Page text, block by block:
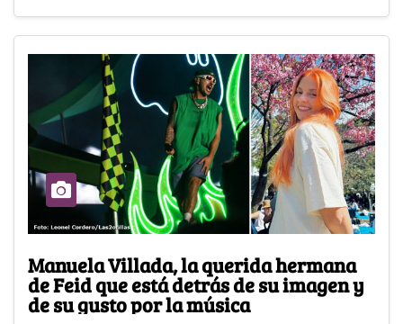
Manuela Villada, la querida hermana
de Feid que está detrás de su imagen y
de su gusto por la música